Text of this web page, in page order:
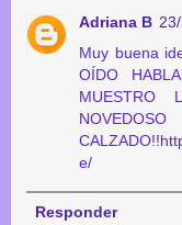
Adriana B
Muy buena
OÍDO
NOVEDOSO
e/
Responder